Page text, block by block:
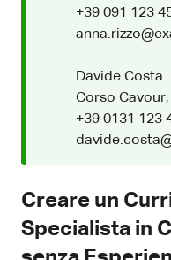
+39 091 123
Davide Costa
Corso
+39 0131 123
Creare un
Specialista in